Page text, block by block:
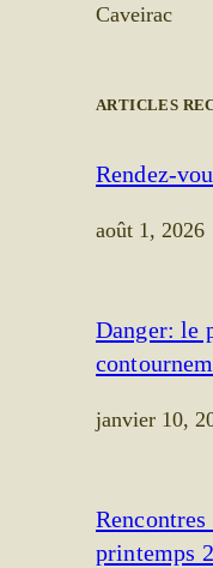
Caveirac
ARTICLES
Rendez-
août 1, 2026
Danger: le
janvier 10,
Rencontres
printemps